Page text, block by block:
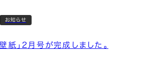
お知らせ
壁紙」2月号が完成しました。